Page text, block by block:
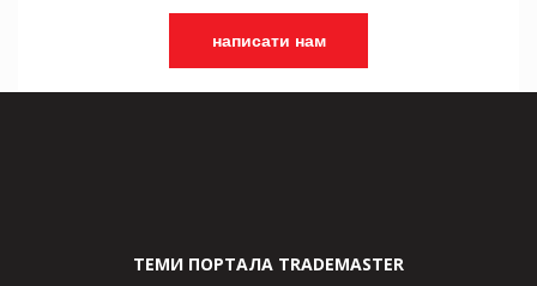
написати нам
ТЕМИ ПОРТАЛА TRADEMASTER